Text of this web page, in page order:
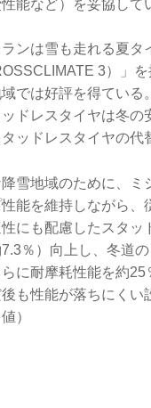
能など）を妥協して
ランは雪も走れる夏
3）」
域では好評を得てい
ドレスタイヤは冬の
ッドレスタイヤの代
雪地域のために、
性能を維持しながら
にも配慮したスタッ
％）向上し、冬道
らに耐摩耗性能を約
も性能が落ちにくい
）